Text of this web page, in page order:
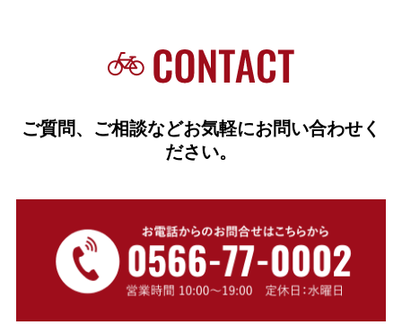
ご質問、ご相談などお気軽にお問い合わせく
ださい。